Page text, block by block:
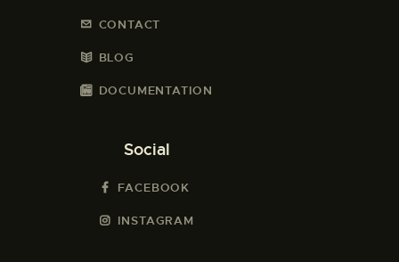
CONTACT
BLOG
DOCUMENTATION
Social
FACEBOOK
INSTAGRAM